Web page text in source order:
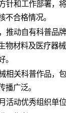
针和工作部署，
合格情况。
推动自有科普品
物材料及医疗器
。
相关科普作品，
播广泛。
活动优秀组织单